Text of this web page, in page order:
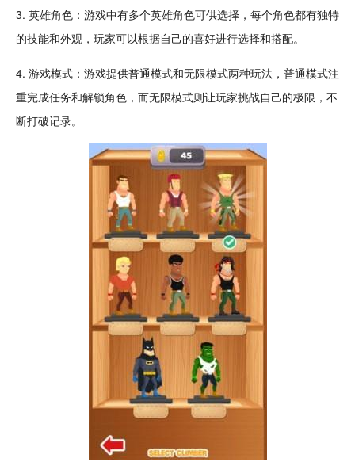
3. 英雄角色：游戏中有多个英雄角色可供选择，每个角色都有独特
的技能和外观，玩家可以根据自己的喜好进行选择和搭配。
4. 游戏模式：游戏提供普通模式和无限模式两种玩法，普通模式注
重完成任务和解锁角色，而无限模式则让玩家挑战自己的极限，不
断打破记录。